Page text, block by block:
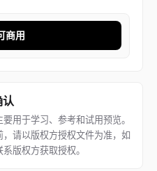
商用
认
用于学习、参考和试用预览。
，请以版权方授权文件为准，如
版权方获取授权。